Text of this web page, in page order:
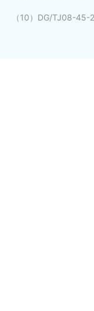
（10）DG/TJ08-45-